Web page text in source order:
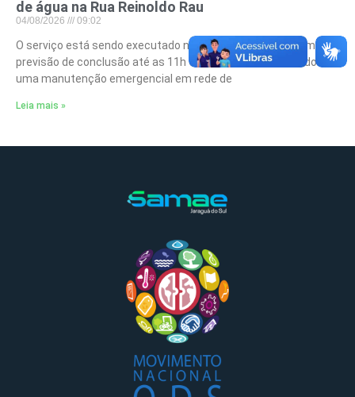
de água na Rua Reinoldo Rau
04/08/2026 09:02
O serviço está sendo executado nesta terça-feira (4), com
previsão de conclusão até as 11h O Samae está realizando
uma manutenção emergencial em rede de
Leia mais »